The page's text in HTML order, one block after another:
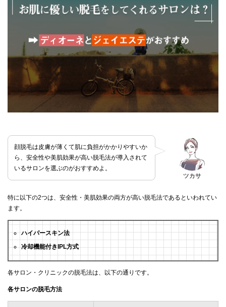
ツカサ
顔脱毛は皮膚が薄くて肌に負担がかかりやすいか
ら、安全性や美肌効果が高い脱毛法が導入されて
いるサロンを選ぶのがおすすめよ。
特に以下の2つは、安全性・美肌効果の両方が高い脱毛法であるといわれてい
ます。
ハイパースキン法
冷却機能付きIPL方式
各サロン・クリニックの脱毛法は、以下の通りです。
各サロンの脱毛方法